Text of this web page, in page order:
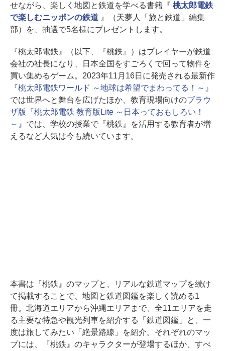
せながら、楽しく地図と鉄道を学べる書籍『 桃太郎電鉄
で楽しむニッポンの鉄道』（天夢人「旅と鉄道」編集
部）を、抽選で5名様にプレゼントします。
『桃太郎電鉄』（以下、『桃鉄』）はプレイヤーが鉄道
会社の社長になり、日本全国をすごろくで回って物件を
買い集めるゲーム。2023年11月16日に発売される最新作
『桃太郎電鉄ワールド ～地球は希望でまわってる！～ 』
では世界へと舞台を広げたほか、教育現場向けのブラウ
ザ版『桃太郎電鉄 教育版Lite ～日本っておもしろい！
～』 では、学校の授業で『桃鉄』を活用する教育者が増
えるなど人気は今も続いています。
本書は『桃鉄』のマップと、リアルな鉄道マップを続け
て掲載することで、地図と鉄道図鑑を楽しく読める1
冊。北海道エリアから沖縄エリアまで、全11エリアを走
る主要な特急や観光列車を紹介する「鉄道図鑑」と、一
度は旅してみたい「絶景路線」を紹介。それぞれのマッ
プには、『桃鉄』のキャラクターが登場するほか、すべ